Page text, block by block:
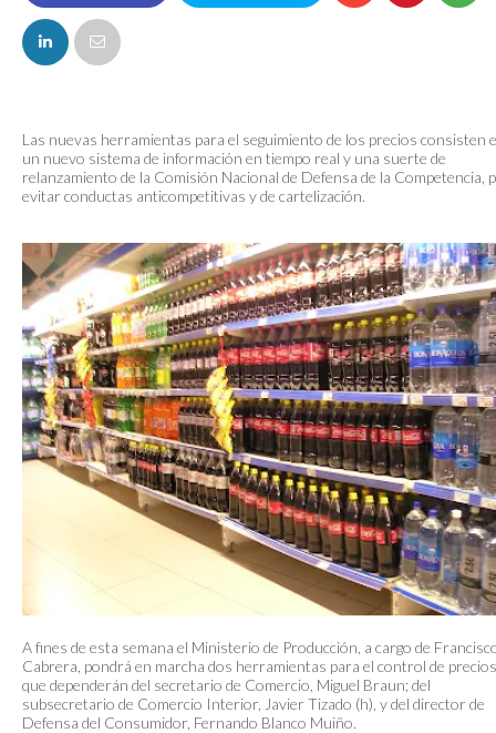
FACEBOOK
Las nuevas herramientas para el seguimiento de los precios consisten
un nuevo sistema de información en tiempo real y una suerte de
relanzamiento de la Comisión Nacional de Defensa de la Competencia,
evitar conductas anticompetitivas y de cartelización.
A fines de esta semana el Ministerio de Producción, a cargo de
Cabrera, pondrá en marcha dos herramientas para el control de precios
que dependerán del secretario de Comercio, Miguel Braun; del
subsecretario de Comercio Interior, Javier Tizado (h), y del director de
Defensa del Consumidor, Fernando Blanco Muiño.